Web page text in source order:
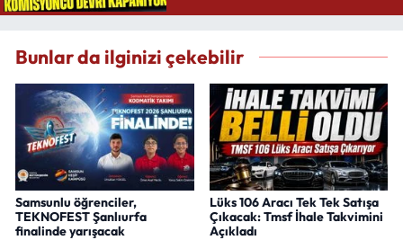
Bunlar da ilginizi çekebilir
Samsunlu öğrenciler,
TEKNOFEST Şanlıurfa
finalinde yarışacak
Lüks 106 Aracı Tek Tek Satışa
Çıkacak: Tmsf İhale Takvimini
Açıkladı